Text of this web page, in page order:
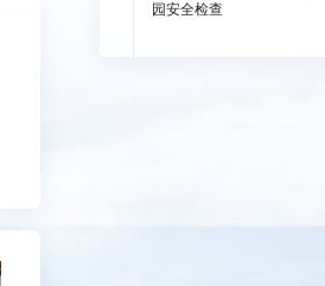
园安全检查